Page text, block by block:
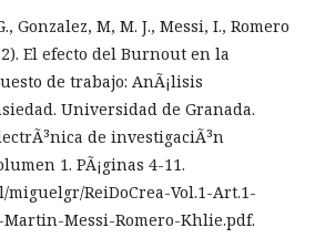
Gonzalez, M, M. J., Messi, I., Romero
El efecto del Burnout en la
de trabajo: AnÃ¡lisis
Universidad de Granada.
de investigaciÃ³n
1. PÃ¡ginas 4-11.
miguelgr/ReiDoCrea-Vol.1-Art.1-
Messi-Romero-Khlie.pdf.